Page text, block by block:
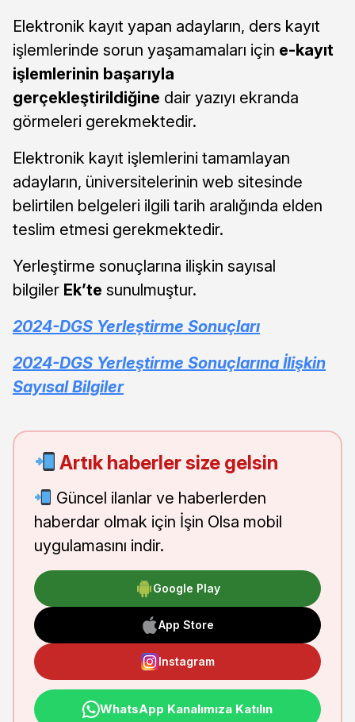
Elektronik kayıt yapan adayların, ders kayıt
işlemlerinde sorun yaşamamaları için e-kayıt
işlemlerinin başarıyla
gerçekleştirildiğine dair yazıyı ekranda
görmeleri gerekmektedir.
Elektronik kayıt işlemlerini tamamlayan
adayların, üniversitelerinin web sitesinde
belirtilen belgeleri ilgili tarih aralığında elden
teslim etmesi gerekmektedir.
Yerleştirme sonuçlarına ilişkin sayısal
bilgiler Ek’te sunulmuştur.
2024-DGS Yerleştirme Sonuçları
2024-DGS Yerleştirme Sonuçlarına İlişkin
Sayısal Bilgiler
Artık haberler size gelsin
Güncel ilanlar ve haberlerden
haberdar olmak için İşin Olsa mobil
uygulamasını indir.
Google Play
App Store
Instagram
WhatsApp Kanalımıza Katılın